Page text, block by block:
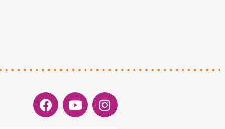
Facebook
YoutubeInstagram